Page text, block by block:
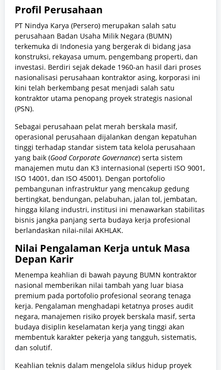
Profil Perusahaan
PT Nindya Karya (Persero) merupakan salah satu
perusahaan Badan Usaha Milik Negara (BUMN)
terkemuka di Indonesia yang bergerak di bidang jasa
konstruksi, rekayasa umum, pengembang properti, dan
investasi. Berdiri sejak dekade 1960-an hasil dari proses
nasionalisasi perusahaan kontraktor asing, korporasi ini
kini telah berkembang pesat menjadi salah satu
kontraktor utama penopang proyek strategis nasional
(PSN).
Sebagai perusahaan pelat merah berskala masif,
operasional perusahaan dijalankan dengan kepatuhan
tinggi terhadap standar sistem tata kelola perusahaan
yang baik (Good Corporate Governance) serta sistem
manajemen mutu dan K3 internasional (seperti ISO 9001,
ISO 14001, dan ISO 45001). Dengan portofolio
pembangunan infrastruktur yang mencakup gedung
bertingkat, bendungan, pelabuhan, jalan tol, jembatan,
hingga kilang industri, institusi ini menawarkan stabilitas
bisnis jangka panjang serta budaya kerja profesional
berlandaskan nilai-nilai AKHLAK.
Nilai Pengalaman Kerja untuk Masa
Depan Karir
Menempa keahlian di bawah payung BUMN kontraktor
nasional memberikan nilai tambah yang luar biasa
premium pada portofolio profesional seorang tenaga
kerja. Pengalaman menghadapi ketatnya proses audit
negara, manajemen risiko proyek berskala masif, serta
budaya disiplin keselamatan kerja yang tinggi akan
membentuk karakter pekerja yang tangguh, sistematis,
dan solutif.
Keahlian teknis dalam mengelola siklus hidup proyek